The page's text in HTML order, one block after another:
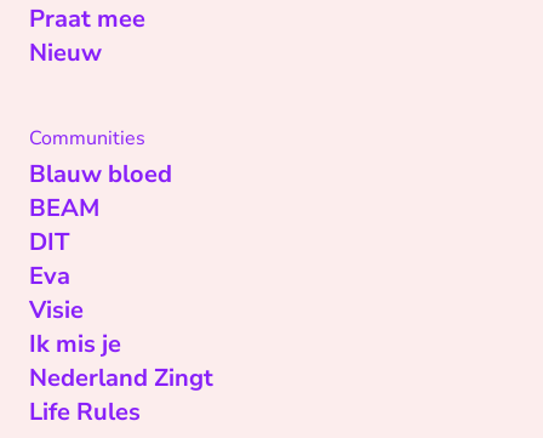
Praat mee
Nieuw
Communities
Blauw bloed
BEAM
DIT
Eva
Visie
Ik mis je
Nederland Zingt
Life Rules